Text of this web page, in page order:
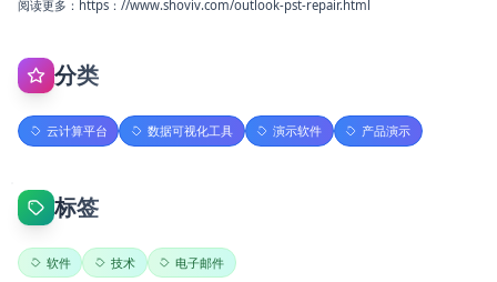
阅读更多：https：//www.shoviv.com/outlook-pst-repair.html
分类
云计算平台 数据可视化工具 演示软件 产品演示
标签
软件 技术 电子邮件